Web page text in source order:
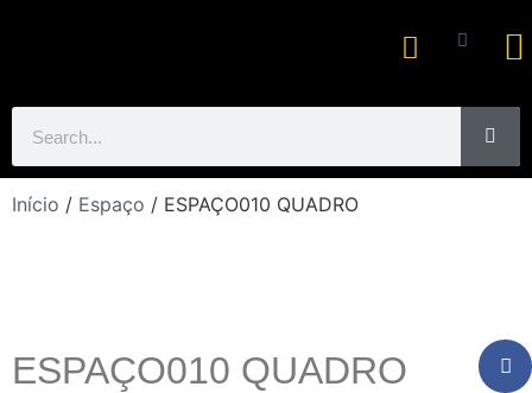
Início / Espaço / ESPAÇO010 QUADRO
ESPAÇO010 QUADRO